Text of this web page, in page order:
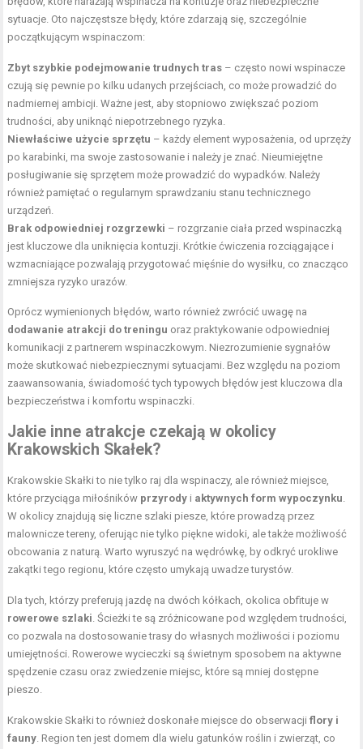
sytuacje. Oto najczęstsze błędy, które zdarzają się, szczególnie
początkującym wspinaczom:
Zbyt szybkie podejmowanie trudnych tras – często nowi wspinacze
czują się pewnie po kilku udanych przejściach, co może prowadzić do
nadmiernej ambicji. Ważne jest, aby stopniowo zwiększać poziom
trudności, aby uniknąć niepotrzebnego ryzyka.
Niewłaściwe użycie sprzętu – każdy element wyposażenia, od uprzęży
po karabinki, ma swoje zastosowanie i należy je znać. Nieumiejętne
posługiwanie się sprzętem może prowadzić do wypadków. Należy
również pamiętać o regularnym sprawdzaniu stanu technicznego
urządzeń.
Brak odpowiedniej rozgrzewki – rozgrzanie ciała przed wspinaczką
jest kluczowe dla uniknięcia kontuzji. Krótkie ćwiczenia rozciągające i
wzmacniające pozwalają przygotować mięśnie do wysiłku, co znacząco
zmniejsza ryzyko urazów.
Oprócz wymienionych błędów, warto również zwrócić uwagę na
dodawanie atrakcji do treningu oraz praktykowanie odpowiedniej
komunikacji z partnerem wspinaczkowym. Niezrozumienie sygnałów
może skutkować niebezpiecznymi sytuacjami. Bez względu na poziom
zaawansowania, świadomość tych typowych błędów jest kluczowa dla
bezpieczeństwa i komfortu wspinaczki.
Jakie inne atrakcje czekają w okolicy
Krakowskich Skałek?
Krakowskie Skałki to nie tylko raj dla wspinaczy, ale również miejsce,
które przyciąga miłośników przyrody i aktywnych form wypoczynku.
W okolicy znajdują się liczne szlaki piesze, które prowadzą przez
malownicze tereny, oferując nie tylko piękne widoki, ale także możliwość
obcowania z naturą. Warto wyruszyć na wędrówkę, by odkryć urokliwe
zakątki tego regionu, które często umykają uwadze turystów.
Dla tych, którzy preferują jazdę na dwóch kółkach, okolica obfituje w
rowerowe szlaki. Ścieżki te są zróżnicowane pod względem trudności,
co pozwala na dostosowanie trasy do własnych możliwości i poziomu
umiejętności. Rowerowe wycieczki są świetnym sposobem na aktywne
spędzenie czasu oraz zwiedzenie miejsc, które są mniej dostępne
pieszo.
Krakowskie Skałki to również doskonałe miejsce do obserwacjiflory i
fauny. Region ten jest domem dla wielu gatunków roślin i zwierząt, co